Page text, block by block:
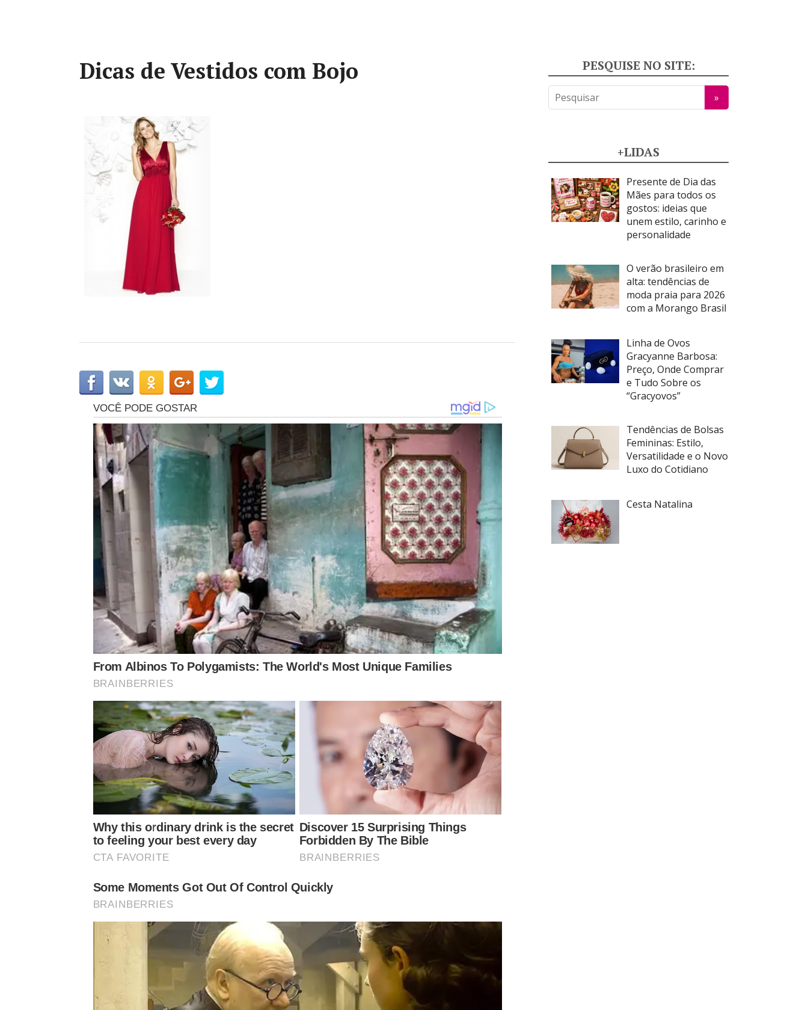
Dicas de Vestidos com Bojo PESQUISE NO SITE:
+LIDAS
Presente de Dia das
Mães para todos os
gostos: ideias que
unem estilo, carinho e
personalidade
O verão brasileiro em
alta: tendências de
moda praia para 2026
com a Morango Brasil
Linha de Ovos
Gracyanne Barbosa:
Preço, Onde Comprar
e Tudo Sobre os
“Gracyovos”
Tendências de Bolsas
Femininas: Estilo,
Versatilidade e o Novo
Luxo do Cotidiano
Cesta Natalina